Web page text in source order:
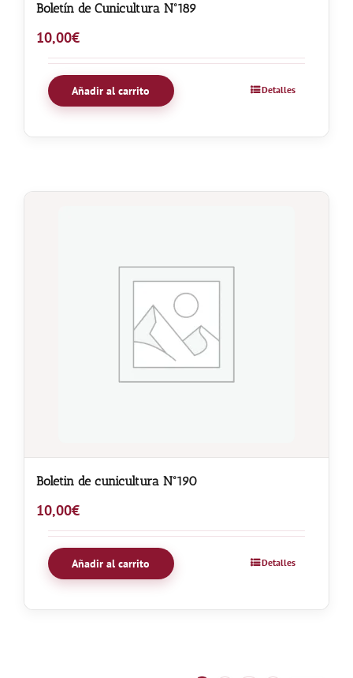
Boletín de Cunicultura Nº189
10,00€
Añadir al carrito Detalles
Boletin de cunicultura Nº190
10,00€
Añadir al carrito Detalles